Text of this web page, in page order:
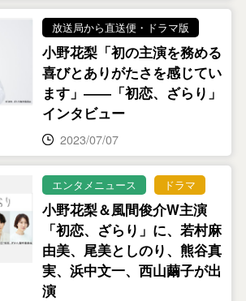
放送局から直送便・ドラマ版
小野花梨「初の主演を務める
喜びとありがたさを感じてい
ます」――「初恋、ざらり」
インタビュー
2023/07/07
エンタメニュース ドラマ
小野花梨＆風間俊介W主演
「初恋、ざらり」に、若村麻
由美、尾美としのり、熊谷真
実、浜中文一、西山繭子が出
演